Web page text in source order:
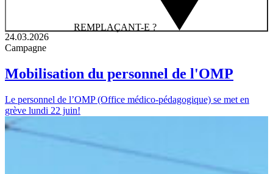
REMPLAÇANT-E ?
24.03.2026
Campagne
Mobilisation du personnel de l'OMP
Le personnel de l’OMP (Office médico-pédagogique) se met en
grève lundi 22 juin!